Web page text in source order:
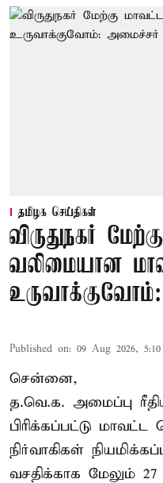
தமிழக செய்திகள்
விருதுநகர்
வலிமையான
Published on: 09 Aug 2026,
சென்னை,
த.வெ.க. அமைப்பு
பிரிக்கப்பட்டு
நிர்வாகிகள்
வசதிக்காக மேலும்